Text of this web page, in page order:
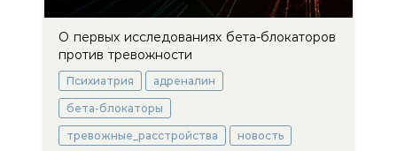
О первых исследованиях бета-блокаторов
против тревожности
Психиатрия адреналин
бета-блокаторы
тревожные_расстройства новость